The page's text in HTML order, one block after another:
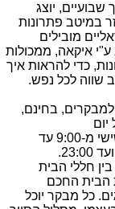
ולמשך שבועיים, יוצג
במיטב פתרונות
ישראליים מובילים
ע"י איקאה, ממכולות
כדי להראות איך
שווה לכל נפש.
בחינם,
בכל יום
(ובחמישי עד 24:00), בשישי מ-9:00 עד
15:00 ובמוצ"ש כ-45 דקות לאחר צאת השבת ועד 23:00.
חללי הבית
הבית החכם
כל מבקר יוכל